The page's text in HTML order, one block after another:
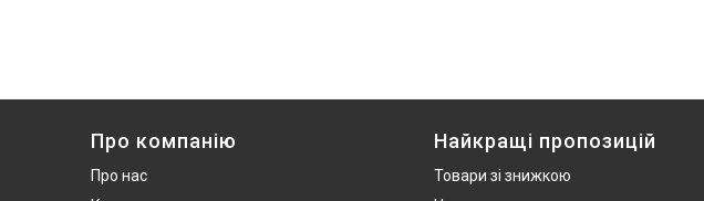
Про компанію
Про нас
Найкращі пропозицій
Товари зі знижкою